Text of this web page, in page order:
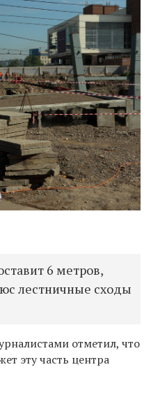
6 метров,
лестничные сходы
отметил, что
эту часть центра